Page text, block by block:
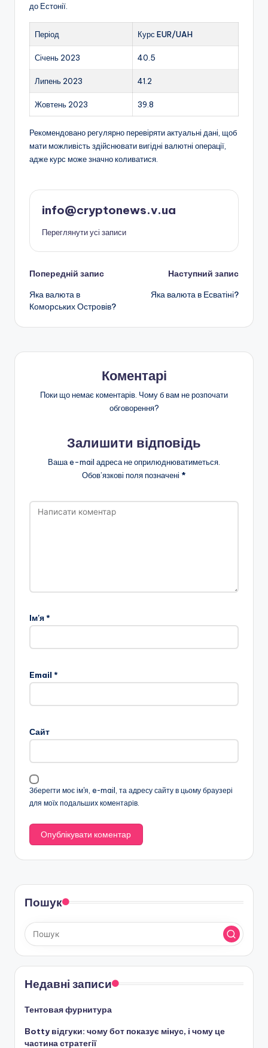
до Естонії.
Період Курс EUR/UAH
Січень 2023 40.5
Липень 2023 41.2
Жовтень 2023 39.8
Рекомендовано регулярно перевіряти актуальні дані, щоб
мати можливість здійснювати вигідні валютні операції,
адже курс може значно коливатися.
info@cryptonews.v.ua
Переглянути усі записи
Навігація
по
запису
Попередній запис
Яка валюта в
Коморських Островів?
Наступний запис
Яка валюта в Есватіні?
Коментарі
Поки що немає коментарів. Чому б вам не розпочати
обговорення?
Залишити відповідь
Ваша e-mail адреса не оприлюднюватиметься.
Обов’язкові поля позначені *
Ім'я*
Email *
Сайт
Зберегти моє ім'я, e-mail, та адресу сайту в цьому браузері
для моїх подальших коментарів.
Пошук
Недавні записи
Тентовая фурнитура
Botty відгуки: чому бот показує мінус, і чому це
частина стратегії